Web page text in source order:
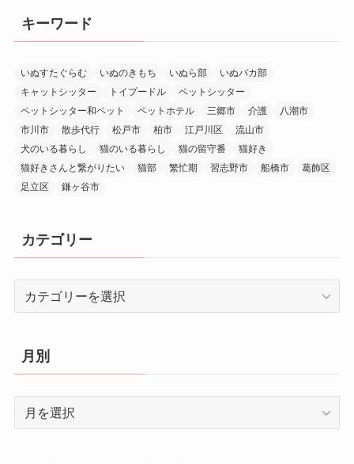
キーワード
いぬすたぐらむ いぬのきもち いぬら部
いぬバカ部
キャットシッター
トイプードル
ペットシッター
ペットシッター和ペット
ペットホテル 三郷市 介護
八潮市
市川市
散歩代行 松戸市 柏市 江戸川区
流山市
犬のいる暮らし
猫のいる暮らし 猫の留守番
猫好き
猫好きさんと繋がりたい
猫部 繁忙期 習志野市 船橋市
葛飾区
足立区
鎌ヶ谷市
カテゴリー
リ
ー
月別